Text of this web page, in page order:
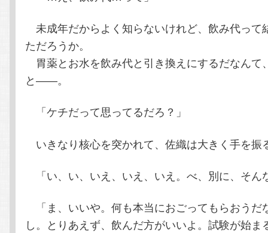
未成年だからよく知らないけれど、飲み代って
ただろうか。
胃薬とお水を飲み代と引き換えにするだなんて
と――。
「ケチだって思ってるだろ？」
いきなり核心を突かれて、佐織は大きく手を振
「い、い、いえ、いえ、いえ。べ、別に、そ
「ま、いいや。何も本当におごってもらおうだ
し。とりあえず、飲んだ方がいいよ。試験が始ま